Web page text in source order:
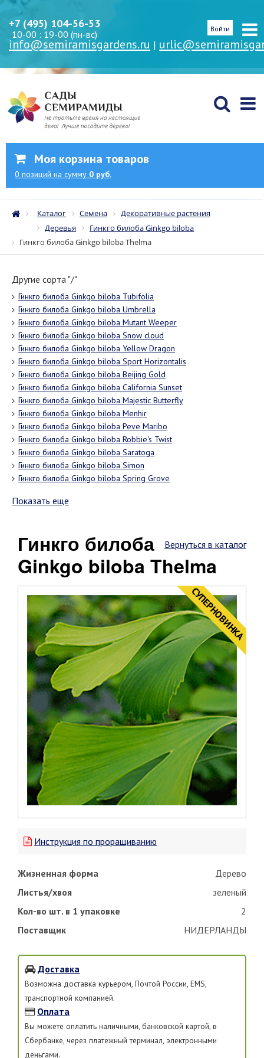
+7 (495) 104-56-53
10-00 : 19-00 (пн-вс)
info@semiramisgardens.ru |
Войти
Моя корзина товаров
0 позиций на сумму 0 руб.
Каталог Семена
Декоративные растения
Деревья
Гинкго билоба Ginkgo biloba
Гинкго билоба Ginkgo biloba Thelma
Другие сорта "/"
Гинкго билоба Ginkgo biloba Tubifolia
Гинкго билоба Ginkgo biloba Umbrella
Гинкго билоба Ginkgo biloba Mutant Weeper
Гинкго билоба Ginkgo biloba Snow cloud
Гинкго билоба Ginkgo biloba Yellow Dragon
Гинкго билоба Ginkgo biloba Sport Horizontalis
Гинкго билоба Ginkgo biloba Beijing Gold
Гинкго билоба Ginkgo biloba California Sunset
Гинкго билоба Ginkgo biloba Majestic Butterfly
Гинкго билоба Ginkgo biloba Menhir
Гинкго билоба Ginkgo biloba Peve Maribo
Гинкго билоба Ginkgo biloba Robbie's Twist
Гинкго билоба Ginkgo biloba Saratoga
Гинкго билоба Ginkgo biloba Simon
Гинкго билоба Ginkgo biloba Spring Grove
Показать еще
Вернуться в каталог
Гинкго билоба
Ginkgo biloba Thelma
CУПЕРНОВИНКА
Инструкция по проращиванию
Жизненная форма
Дерево
Листья/хвоя
зеленый
Кол-во шт. в 1 упаковке
2
Поставщик
НИДЕРЛАНДЫ
Доставка
Возможна доставка курьером, Почтой России, EMS,
транспортной компанией.
Оплата
Вы можете оплатить наличными, банковской картой, в
Сбербанке, через платежный терминал, электронными
деньгами.